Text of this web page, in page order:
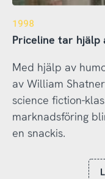
1998
Priceline tar
Med hjälp av
av William
science fiction-
marknadsföring
en snackis.